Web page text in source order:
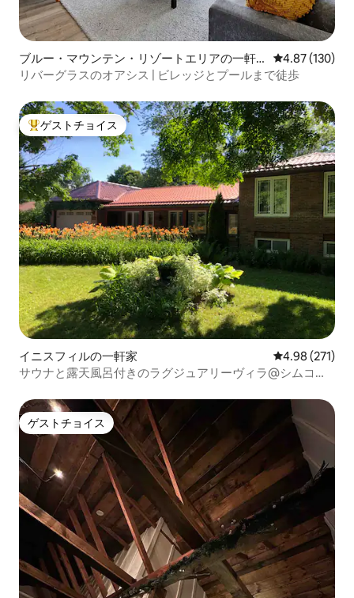
ブルー・マウンテン・リゾートエリアの一軒
家
レビュー130
4.87 (130)
リバーグラスのオアシス | ビレッジとプールまで徒歩
大好評のゲストチョイスです。
ゲストチョイス
イニスフィルの一軒家 レビュー271
4.98 (271)
サウナと露天風呂付きのラグジュアリーヴィラ@シムコー
ゲストチョイス
ゲストチョイス